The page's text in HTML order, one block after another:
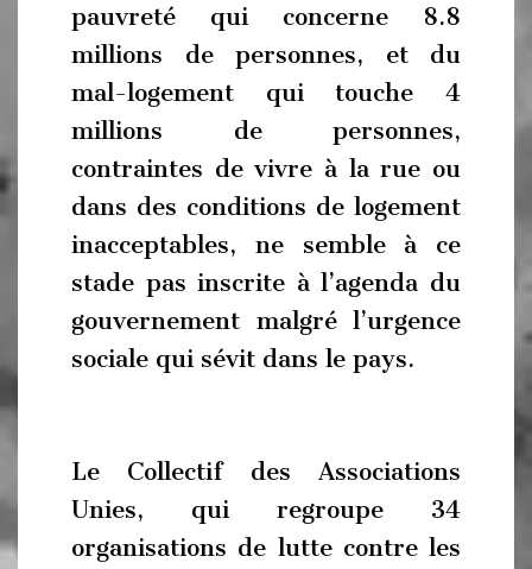
pauvreté qui concerne 8.8
millions de personnes, et du
mal-logement qui touche 4
millions de personnes,
contraintes de vivre à la rue ou
dans des conditions de logement
inacceptables, ne semble à ce
stade pas inscrite à l’agenda du
gouvernement malgré l’urgence
sociale qui sévit dans le pays.
Le Collectif des Associations
Unies, qui regroupe 34
organisations de lutte contre les